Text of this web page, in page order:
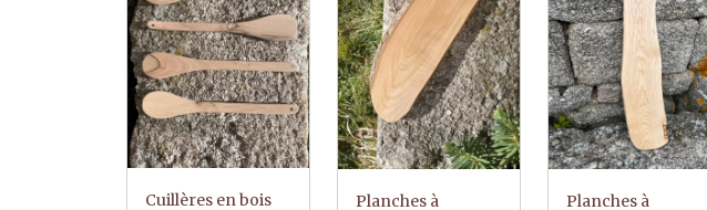
Cuillères en bois
Planches à
Planches à